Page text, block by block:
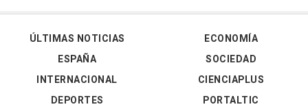
ÚLTIMAS NOTICIAS
ESPAÑA
INTERNACIONAL
DEPORTES
ECONOMÍA
SOCIEDAD
CIENCIAPLUS
PORTALTIC